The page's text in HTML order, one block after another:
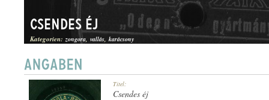
KARÁCSONYI ÉNEK
Csendes éj
Kategorien: zongora vallás karácsony
Titel:
Csendes éj